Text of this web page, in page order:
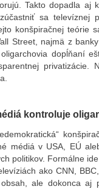
Takto dopadla
sa televíznej
konšpiračnej teórie
Street, najmä z
dopĺňaní
kontroluje
médiá v USA, EÚ
politikov. Formálne
ako CNN,
ale dokonca aj